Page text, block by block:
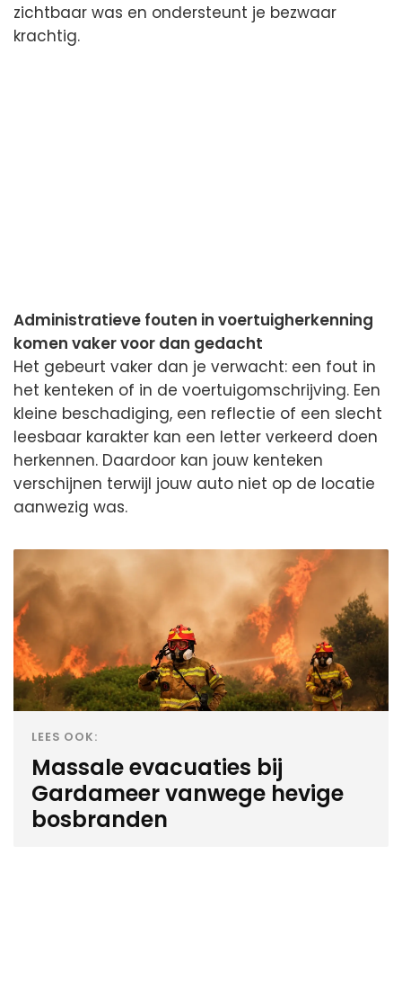
zichtbaar was en ondersteunt je bezwaar
krachtig.
Administratieve fouten in voertuigherkenning
komen vaker voor dan gedacht
Het gebeurt vaker dan je verwacht: een fout in
het kenteken of in de voertuigomschrijving. Een
kleine beschadiging, een reflectie of een slecht
leesbaar karakter kan een letter verkeerd doen
herkennen. Daardoor kan jouw kenteken
verschijnen terwijl jouw auto niet op de locatie
aanwezig was.
LEES OOK:
Massale evacuaties bij
Gardameer vanwege hevige
bosbranden